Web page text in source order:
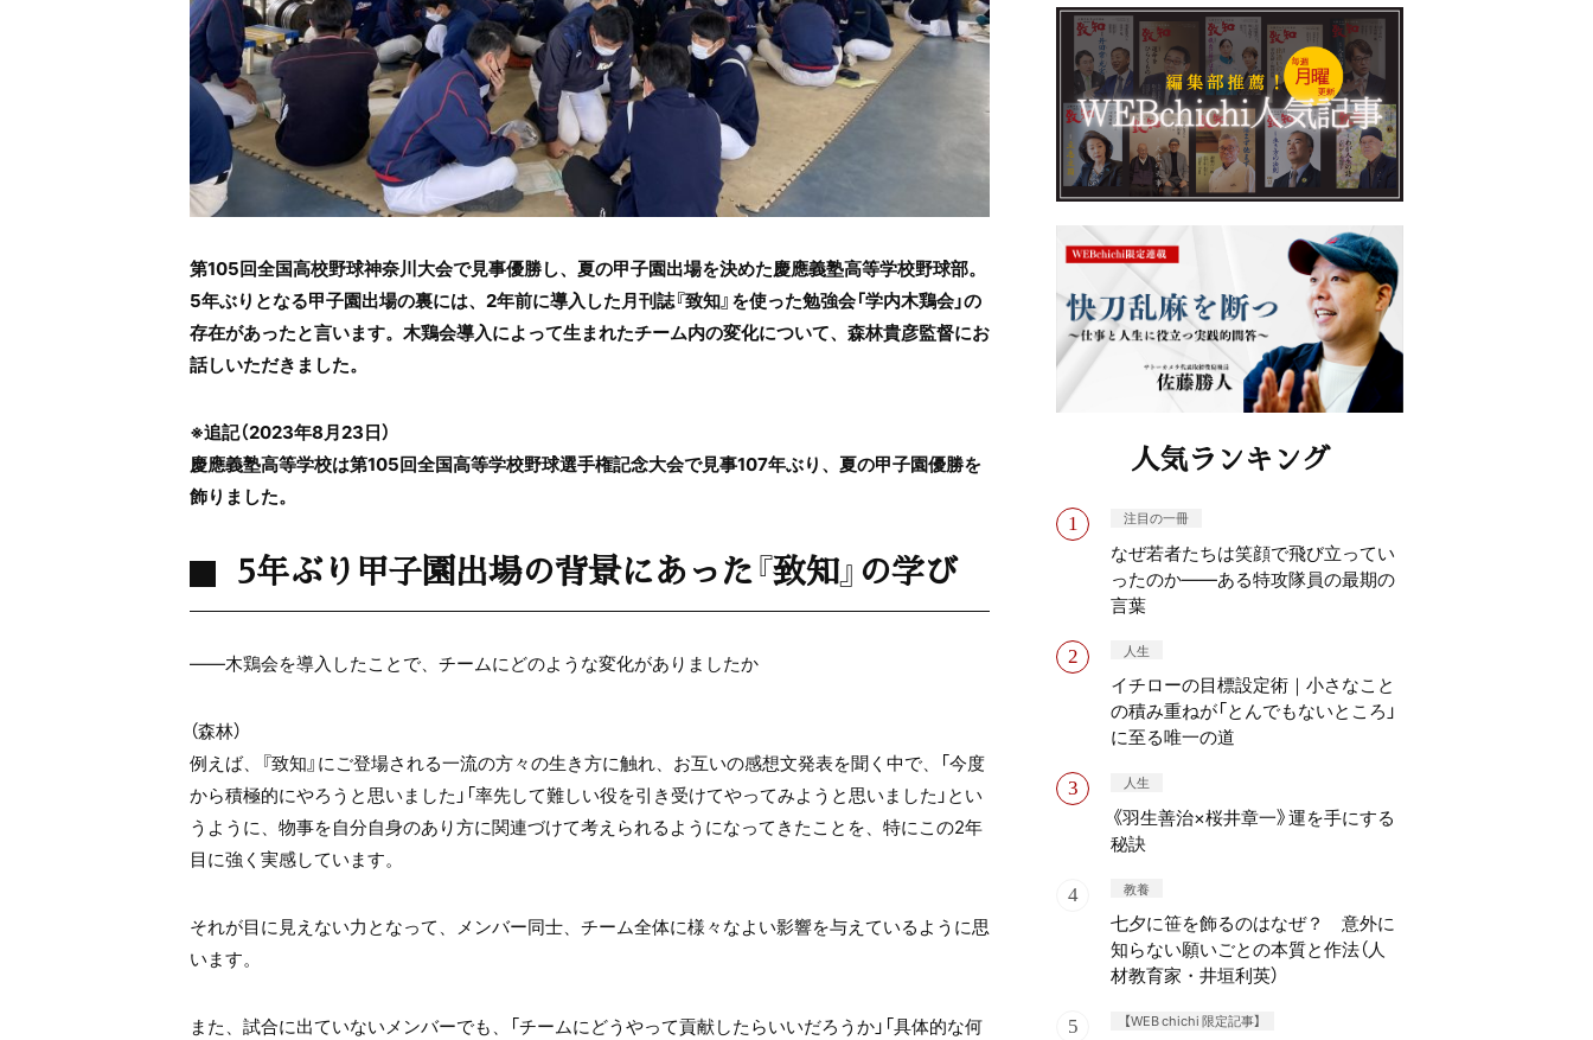
第105回全国高校野球神奈川大会で見事優勝し、夏の甲子園出場を決めた慶應義塾高等学校野球部。
5年ぶりとなる甲子園出場の裏には、2年前に導入した月刊誌『致知』を使った勉強会「学内木鶏会」の
存在があったと言います。木鶏会導入によって生まれたチーム内の変化について、森林貴彦監督にお
話しいただきました。
※追記（2023年8月23日）
慶應義塾高等学校は第105回全国高等学校野球選手権記念大会で見事107年ぶり、夏の甲子園優勝を
飾りました。
5年ぶり甲子園出場の背景にあった『致知』の学び
――木鶏会を導入したことで、チームにどのような変化がありましたか
（森林）
例えば、『致知』にご登場される一流の方々の生き方に触れ、お互いの感想文発表を聞く中で、「今度
から積極的にやろうと思いました」「率先して難しい役を引き受けてやってみようと思いました」とい
うように、物事を自分自身のあり方に関連づけて考えられるようになってきたことを、特にこの2年
目に強く実感しています。
それが目に見えない力となって、メンバー同士、チーム全体に様々なよい影響を与えているように思
います。
また、試合に出ていないメンバーでも、「チームにどうやって貢献したらいいだろうか」「具体的な何
人気ランキング
注目の一冊
なぜ若者たちは笑顔で飛び立ってい
ったのか——ある特攻隊員の最期の
言葉
人生
イチローの目標設定術｜小さなこと
の積み重ねが「とんでもないところ」
に至る唯一の道
人生
《羽生善治×桜井章一》運を手にする
秘訣
教養
七夕に笹を飾るのはなぜ？ 意外に
知らない願いごとの本質と作法（人
材教育家・井垣利英）
【WEB chichi 限定記事】